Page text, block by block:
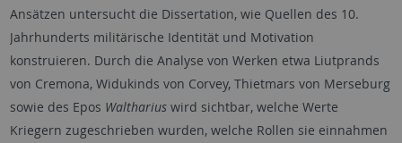
Ansätzen untersucht die Dissertation, wie Quellen des 10.
Jahrhunderts militärische Identität und Motivation
konstruieren. Durch die Analyse von Werken etwa Liutprands
von Cremona, Widukinds von Corvey, Thietmars von Merseburg
sowie des Epos Walthariuswird sichtbar, welche Werte
Kriegern zugeschrieben wurden, welche Rollen sie einnahmen